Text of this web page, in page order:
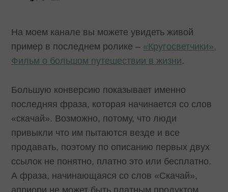
На моем канале вы можете увидеть живой
пример в последнем ролике – «Кругосветчики»,
Фильм о большом путешествии в жизни.
Большую конверсию показывает именно
последняя фраза, которая начинается со слов
«скачай». Возможно, потому, что люди
привыкли что им пытаются везде и все
продавать, поэтому по описанию первых двух
ссылок не понятно, платно это или бесплатно.
А фраза, начинающаяся со слов «Скачай»,